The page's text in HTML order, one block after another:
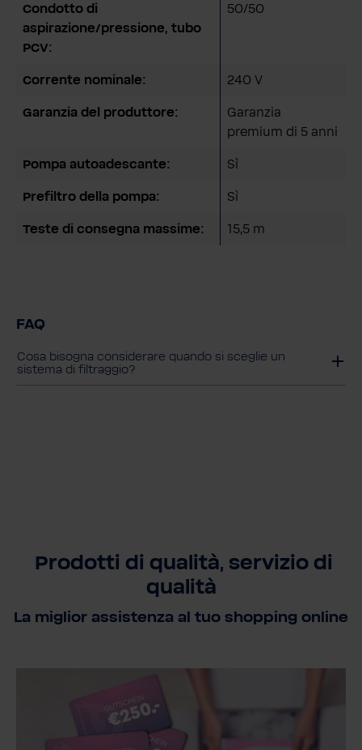
Condotto di
aspirazione/pressione, tubo
PCV:
50/50
Corrente nominale: 240 V
Garanzia del produttore:
Garanzia
premium di 5 anni
Pompa autoadescante: Sì
Prefiltro della pompa: Sì
Teste di consegna massime: 15,5 m
FAQ
Cosa bisogna considerare quando si sceglie un
sistema di filtraggio?
Prodotti di qualità, servizio di
qualità
La miglior assistenza al tuo shopping online